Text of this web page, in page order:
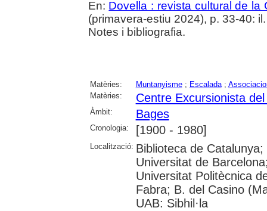
En: Dovella : revista cultural de la
(primavera-estiu 2024), p. 33-40:
Notes i bibliografia.
Matèries: Muntanyisme; Escalada;
Matèries:
Centre Excursionista
Àmbit: Bages
Cronologia: [1900 - 1980]
Localització: Biblioteca de
Universitat de
Universitat Politècnica
Fabra; B. del Casino
UAB: Sibhil·la